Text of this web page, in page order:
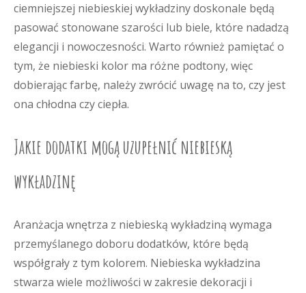
ciemniejszej niebieskiej wykładziny doskonale będą
pasować stonowane szarości lub biele, które nadadzą
elegancji i nowoczesności. Warto również pamiętać o
tym, że niebieski kolor ma różne podtony, więc
dobierając farbę, należy zwrócić uwagę na to, czy jest
ona chłodna czy ciepła.
Jakie dodatki mogą uzupełnić niebieską
wykładzinę
Aranżacja wnętrza z niebieską wykładziną wymaga
przemyślanego doboru dodatków, które będą
współgrały z tym kolorem. Niebieska wykładzina
stwarza wiele możliwości w zakresie dekoracji i